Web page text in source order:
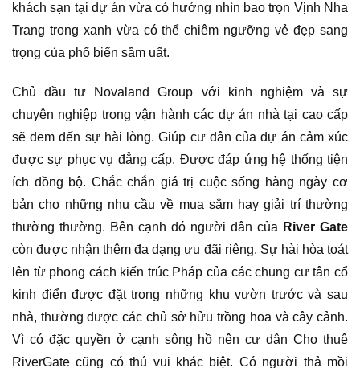
khách sạn tại dự án vừa có hướng nhìn bao trọn Vịnh Nha
Trang trong xanh vừa có thể chiêm ngưỡng vẻ đẹp sang
trọng của phố biển sầm uất.
Chủ đầu tư Novaland Group với kinh nghiệm và sự
chuyên nghiệp trong vận hành các dự án nhà tại cao cấp
sẽ đem đến sự hài lòng. Giúp cư dân của dự án cảm xúc
được sự phục vụ đẳng cấp. Được đáp ứng hệ thống tiện
ích đồng bộ. Chắc chắn giá trị cuộc sống hàng ngày cơ
bản cho những nhu cầu về mua sắm hay giải trí thường
thường thường. Bên cạnh đó người dân của River Gate
còn được nhận thêm đa dạng ưu đãi riêng. Sự hài hòa toát
lên từ phong cách kiến trúc Pháp của các chung cư tân cổ
kinh điển được đặt trong những khu vườn trước và sau
nhà, thường được các chủ sở hửu trồng hoa và cây cảnh.
Vì có đặc quyền ở cạnh sông hồ nên cư dân Cho thuê
RiverGate cũng có thú vui khác biệt. Có người thả mồi